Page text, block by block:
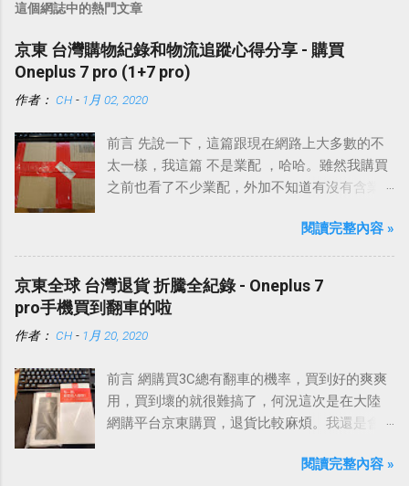
言
這個網誌中的熱門文章
京東 台灣購物紀錄和物流追蹤心得分享 - 購買
Oneplus 7 pro (1+7 pro)
作者： CH - 1月 02, 2020
前言 先說一下，這篇跟現在網路上大多數的不
太一樣，我這篇 不是業配 ，哈哈。雖然我購買
之前也看了不少業配，外加不知道有沒有含業
閱讀完整內容 »
京東全球 台灣退貨 折騰全紀錄 - Oneplus 7
pro手機買到翻車的啦
作者： CH - 1月 20, 2020
前言 網購買3C總有翻車的機率，買到好的爽爽
用，買到壞的就很難搞了，何況這次是在大陸
網購平台京東購買，退貨比較麻煩。我還是會
永遠希望遇到的不要是我，但是真的碰到了，
閱讀完整內容 »